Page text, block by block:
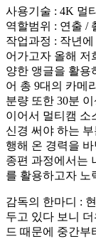
사용기술 : 4K 멀
역할범위 : 연출 /
작업과정 : 작년
어가고자 올해 저
양한 앵글을 활용
어 총 9대의 카메
분량 또한 30분
이어서 멀티캠 소
신경 써야 하는
행해 온 경력을
종편 과정에서는
를 활용하고자 노
감독의 한마디 :
두고 있다 보니
드 때문에 중간부